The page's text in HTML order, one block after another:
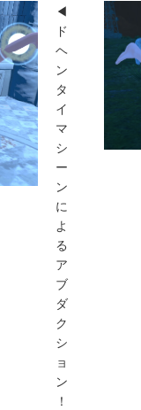
◀
ド
ヘ
ン
タ
イ
マ
シ
ー
ン
に
よ
る
ア
ブ
ダ
ク
シ
ョ
ン
！